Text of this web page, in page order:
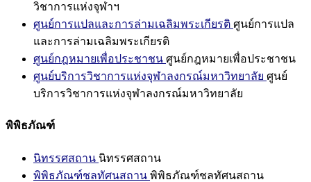
วิชาการแห่งจุฬาฯ
ศูนย์การแปลและการล่ามเฉลิมพระเกียรติ ศูนย์การแปล
และการล่ามเฉลิมพระเกียรติ
ศูนย์กฎหมายเพื่อประชาชน ศูนย์กฎหมายเพื่อประชาชน
ศูนย์บริการวิชาการแห่งจุฬาลงกรณ์มหาวิทยาลัย ศูนย์
บริการวิชาการแห่งจุฬาลงกรณ์มหาวิทยาลัย
พิพิธภัณฑ์
นิทรรศสถาน นิทรรศสถาน
พิพิธภัณฑ์ชลทัศนสถาน พิพิธภัณฑ์ชลทัศนสถาน